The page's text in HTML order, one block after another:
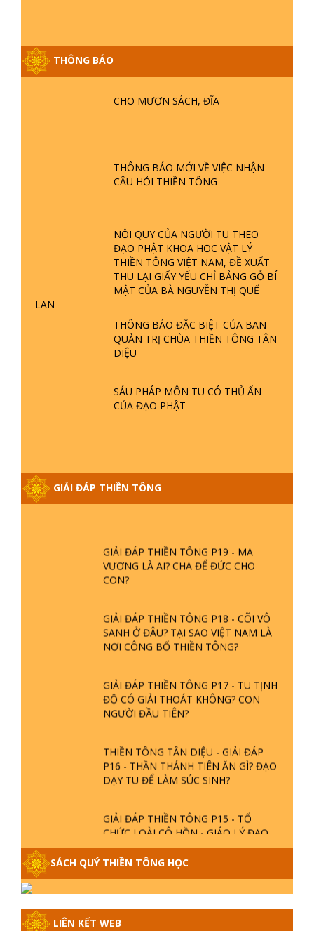
THÔNG BÁO
CHO MƯỢN SÁCH, ĐĨA
THÔNG BÁO MỚI VỀ VIỆC NHẬN
CÂU HỎI THIỀN TÔNG
NỘI QUY CỦA NGƯỜI TU THEO
ĐẠO PHẬT KHOA HỌC VẬT LÝ
THIỀN TÔNG VIỆT NAM, ĐỀ XUẤT
THU LẠI GIẤY YẾU CHỈ BẢNG GỖ BÍ
MẬT CỦA BÀ NGUYỄN THỊ QUẾ
LAN
THÔNG BÁO ĐẶC BIỆT CỦA BAN
QUẢN TRỊ CHÙA THIỀN TÔNG TÂN
DIỆU
SÁU PHÁP MÔN TU CÓ THỦ ẤN
CỦA ĐẠO PHẬT
GIẢI ĐÁP THIỀN TÔNG
NĂM PHẬT KHÔNG NÓI? HỘI LONG
HOA LÀ HỘI GÌ? TỬ VÌ ĐẠO
ĐƯỢC HÌNH THÀNH NHƯ THẾ NÀO?
PHẬT GIỚI CÓ THỜI GIAN KHÔNG? |
ĐÀNG Ở ĐÂU? ĐỊA NGỤC Ở ĐÂU?
ĐỨC CHÚA TRỜI LÀ AI? QUỶ SA
TĂNG? | TTTD
GIẢI ĐÁP THIỀN TÔNG ĐẶC BIỆT P22
- TẠI SAO TRÁI ĐẤT NHIỀU THIÊN TAI
GIẢI ĐÁP THIỀN TÔNG ĐẶC BIỆT P21
- TẠI SAO ĐỨC PHẬT BƯỚC ĐI 7
GIẢI ĐÁP VỀ LỄ TIỄN THIỀN TÔNG SƯ
GIẢI ĐÁP THIỀN TÔNG ĐẶC BIỆT
PHẦN 20 - BÁC NGUYỄN NHÂN LÀ AI?
GIẢI ĐÁP THIỀN TÔNG P19 - MA
VƯƠNG LÀ AI? CHA ĐỂ ĐỨC CHO
CON?
GIẢI ĐÁP THIỀN TÔNG P18 - CÕI VÔ
SANH Ở ĐÂU? TẠI SAO VIỆT NAM LÀ
NƠI CÔNG BỐ THIỀN TÔNG?
GIẢI ĐÁP THIỀN TÔNG P17 - TU TỊNH
ĐỘ CÓ GIẢI THOÁT KHÔNG? CON
NGƯỜI ĐẦU TIÊN?
THIỀN TÔNG TÂN DIỆU - GIẢI ĐÁP
P16 - THẦN THÁNH TIÊN ĂN GÌ? ĐẠO
DẠY TU ĐỂ LÀM SÚC SINH?
GIẢI ĐÁP THIỀN TÔNG P15 - TỔ
CHỨC LOÀI CÔ HỒN - GIÁO LÝ ĐẠO
GIẢI ĐÁP THIỀN TÔNG ĐẶC BIỆT -
P14 - NGUỒN GỐC ÂM LỊCH DƯƠNG
LỊCH - TẦNG BÌNH LƯU LỚN ĐẾN
ĐÂU
SÁCH QUÝ THIỀN TÔNG HỌC
LIÊN KẾT WEB